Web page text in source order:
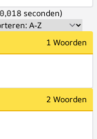
seconden)
1 Woorden
2 Woorden